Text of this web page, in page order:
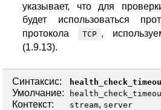
указывает, что для
будет использоваться
протокола
TCP ,
(1.9.13).
Синтаксис:
Умолчание:
Контекст: stream, server